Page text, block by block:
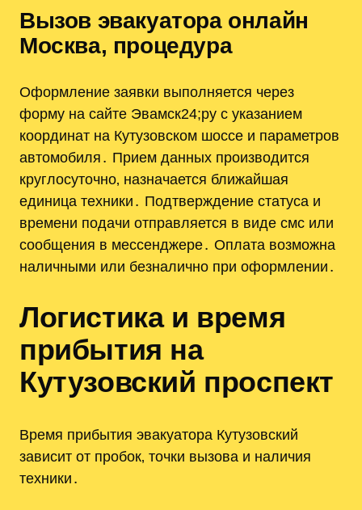
Вызов эвакуатора онлайн
Москва, процедура
Оформление заявки выполняется через
форму на сайте Эвамск24;ру с указанием
координат на Кутузовском шоссе и параметров
автомобиля․ Прием данных производится
круглосуточно‚ назначается ближайшая
единица техники․ Подтверждение статуса и
времени подачи отправляется в виде смс или
сообщения в мессенджере․ Оплата возможна
наличными или безналично при оформлении․
Логистика и время
прибытия на
Кутузовский проспект
Время прибытия эвакуатора Кутузовский
зависит от пробок‚ точки вызова и наличия
техники․